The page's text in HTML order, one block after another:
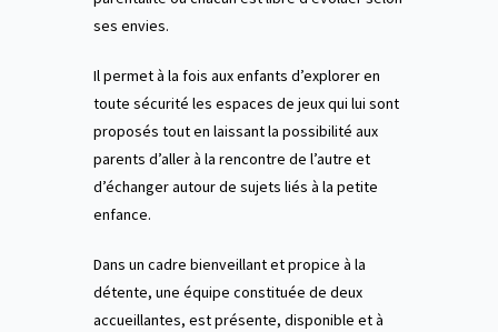
ses envies.
Il permet à la fois aux enfants d’explorer en
toute sécurité les espaces de jeux qui lui sont
proposés tout en laissant la possibilité aux
parents d’aller à la rencontre de l’autre et
d’échanger autour de sujets liés à la petite
enfance.
Dans un cadre bienveillant et propice à la
détente, une équipe constituée de deux
accueillantes, est présente, disponible et à